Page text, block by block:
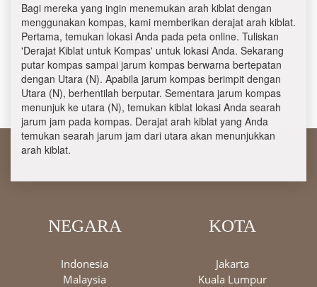
Bagi mereka yang ingin menemukan arah kiblat dengan
menggunakan kompas, kami memberikan derajat arah kiblat.
Pertama, temukan lokasi Anda pada peta online. Tuliskan
'Derajat Kiblat untuk Kompas' untuk lokasi Anda. Sekarang
putar kompas sampai jarum kompas berwarna bertepatan
dengan Utara (N). Apabila jarum kompas berimpit dengan
Utara (N), berhentilah berputar. Sementara jarum kompas
menunjuk ke utara (N), temukan kiblat lokasi Anda searah
jarum jam pada kompas. Derajat arah kiblat yang Anda
temukan searah jarum jam dari utara akan menunjukkan
arah kiblat.
NEGARA
Indonesia
Malaysia
KOTA
Jakarta
Kuala Lumpur